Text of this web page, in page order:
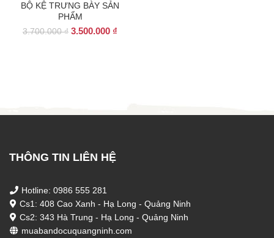
BỘ KỆ TRƯNG BÀY SẢN
PHẨM
3.700.000₫ Giá
3.500.000 ₫
THÔNG TIN LIÊN HỆ
Hotline: 0986 555 281
Cs1: 408 Cao Xanh - Hạ Long - Quảng Ninh
Cs2: 343 Hà Trung - Hạ Long - Quảng Ninh
muabandocuquangninh.com